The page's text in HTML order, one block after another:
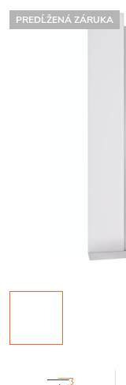
PREDĹŽENÁ ZÁRUKA